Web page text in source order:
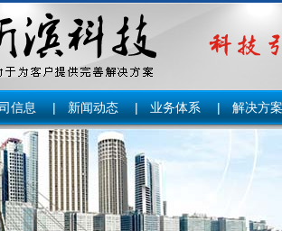
信息 | 新闻动态 | 业务体系 | 解决方案